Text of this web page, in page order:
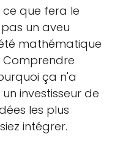
que fera le
un aveu
mathématique
Comprendre
ça n'a
investisseur de
les plus
intégrer.